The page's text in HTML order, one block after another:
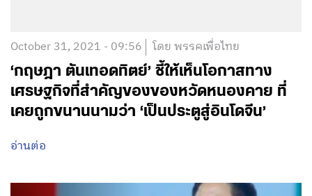
October 31, 2021 - 09:56 โดย พรรคเพื่อไทย
‘กฤษฎา ตันเทอดทิตย์’ ชี้ให้เห็นโอกาสทาง
เศรษฐกิจที่สำคัญของของหวัดหนองคาย ที่
เคยถูกขนานนามว่า ‘เป็นประตูสู่อินโดจีน’
อ่านต่อ